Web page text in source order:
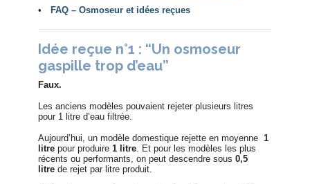
•
FAQ – Osmoseur et idées reçues
Idée reçue n°1 : “Un osmoseur
gaspille trop d’eau”
Faux.
Les anciens modèles pouvaient rejeter plusieurs litres
pour 1 litre d’eau filtrée.
Aujourd’hui, un modèle domestique rejette en moyenne 1
litre pour produire 1 litre . Et pour les modèles les plus
récents ou performants, on peut descendre sous 0,5
litre de rejet par litre produit.